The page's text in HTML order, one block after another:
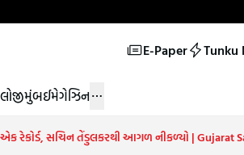
E-Paper Tunku
મુંબઈમેગેઝિન
રેકોર્ડ, સચિન તેંડુલકરથી આગળ નીકળ્યો | Gujarat